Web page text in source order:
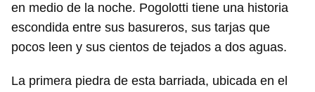
en medio de la noche. Pogolotti tiene una historia
escondida entre sus basureros, sus tarjas que
pocos leen y sus cientos de tejados a dos aguas.
La primera piedra de esta barriada, ubicada en el